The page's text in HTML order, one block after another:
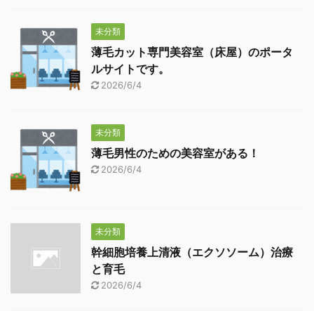
未分類
薄毛カット専門美容室（床屋）のポータ
ルサイトです。
2026/6/4
未分類
薄毛男性のための美容室がある！
2026/6/4
未分類
幹細胞培養上清液（エクソソーム）治療
と育毛
2026/6/4